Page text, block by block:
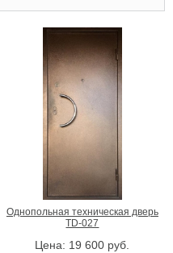
Однопольная техническая дверь
TD-027
Цена: 19 600 руб.